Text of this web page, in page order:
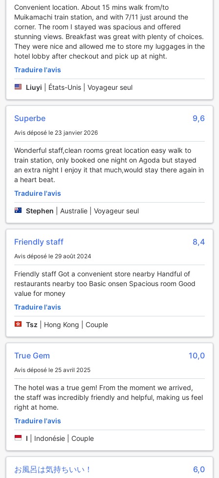
une bonne soirée. Les nombreuses offres de loisirs de ce
ryokan vous permettront de profiter de nombreuses
activités pendant votre séjour. Offrez-vous ce qu'il y a de
mieux en hiver et partez sur les pistes tous les jours, en
bénéficiant de services comme des pentes de ski
directement sur place.
Terminez vos journées en toute détente grâce aux
équipements de massage et spa à votre disposition.
Pêche, les journées chaudes peuvent être amusantes
grâce à ce type d'activité. Défiez les membres de votre
groupe de voyage ou d'autres hôtes de ce ryokan en
profitant d'équipements tels que piste de bowling
et chemins de randonnée.
Pourquoi séjourner ici
Ici, vous trouverez des chambres moins chères que dans
97 % de toutes les autres options disponibles en ville.
Convenient location. About 15 mins walk from/to
Muikamachi train station, and with 7/11 just around the
corner. The room I stayed was spacious and offered
stunning views. Breakfast was great with plenty of choices.
They were nice and allowed me to store my luggages in the
hotel lobby after checkout and pick up at night.
Traduire l'avis
Liuyi États-Unis | Voyageur seul
Superbe 9,6
Avis déposé le 23 janvier 2026
Wonderful staff,clean rooms great location easy walk to
train station, only booked one night on Agoda but stayed
an extra night I enjoy it that much,would stay there again in
a heart beat.
Traduire l'avis
Stephen Australie | Voyageur seul
Friendly staff 8,4
Avis déposé le 29 août 2024
Friendly staff Got a convenient store nearby Handful of
restaurants nearby too Basic onsen Spacious room Good
value for money
Traduire l'avis
Tsz Hong Kong | Couple
True Gem 10,0
Avis déposé le 25 avril 2025
The hotel was a true gem! From the moment we arrived,
the staff was incredibly friendly and helpful, making us feel
right at home.
Traduire l'avis
I Indonésie | Couple
お風呂は気持ちいい！ 6,0